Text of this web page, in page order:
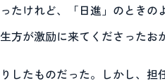
たけれど、「日進」のとき
方が激励に来てくださった
したものだった。しかし、